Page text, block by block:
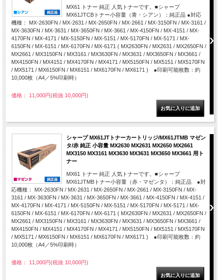
MX61 トナー 純正 人気トナーです。■シャープ
MX61JTCBトナー小容量（青・シアン）：純正品 ●対応
機種： MX-2630FN / MX-2631 / MX-2650FN / MX-2661 / MX-3150FN / MX-3161 /
MX-3630FN / MX-3631 / MX-3650FN / MX-3661 / MX-4150FN / MX-4151 / MX-
4170FN / MX-4171 / MX-5150FN / MX-5151 / MX-5170FN / MX-5171 / MX-
6150FN / MX-6151 / MX-6170FN / MX-6171 ( MX2630FN / MX2631 / MX2650FN /
MX2661 / MX3150FN / MX3161 / MX3630FN / MX3631 / MX3650FN / MX3661 /
MX4150FN / MX4151 / MX4170FN / MX4171 / MX5150FN / MX5151 / MX5170FN
/ MX5171 / MX6150FN / MX6151 / MX6170FN / MX6171 ) ●印刷可能枚数：約
10,000枚（A4／5%印刷時）
価格： 11,000円(税抜 10,000円)
シャープ MX61JTトナーカートリッジ/MX61JTMB マゼン
タ/赤 純正 小容量 MX2630 MX2631 MX2650 MX2661
MX3150 MX3161 MX3630 MX3631 MX3650 MX3661 用ト
ナー
MX61 トナー 純正 人気トナーです。■シャープ
MX61JTMBトナー小容量（赤・マゼンタ）：純正品 ●対
応機種： MX-2630FN / MX-2631 / MX-2650FN / MX-2661 / MX-3150FN / MX-
3161 / MX-3630FN / MX-3631 / MX-3650FN / MX-3661 / MX-4150FN / MX-4151 /
MX-4170FN / MX-4171 / MX-5150FN / MX-5151 / MX-5170FN / MX-5171 / MX-
6150FN / MX-6151 / MX-6170FN / MX-6171 ( MX2630FN / MX2631 / MX2650FN /
MX2661 / MX3150FN / MX3161 / MX3630FN / MX3631 / MX3650FN / MX3661 /
MX4150FN / MX4151 / MX4170FN / MX4171 / MX5150FN / MX5151 / MX5170FN
/ MX5171 / MX6150FN / MX6151 / MX6170FN / MX6171 ) ●印刷可能枚数：約
10,000枚（A4／5%印刷時）
価格： 11,000円(税抜 10,000円)